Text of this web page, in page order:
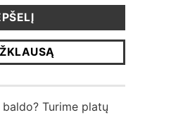
Turime platų